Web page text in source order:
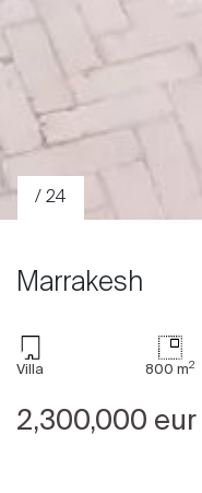
/ 24
Marrakesh
Villa 800 m2
2,300,000 eur